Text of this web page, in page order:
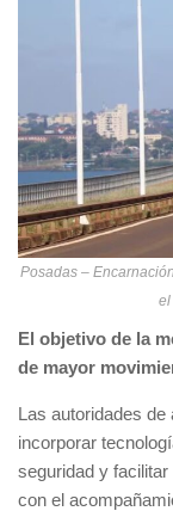
Posadas –
el
El objetivo de la
de mayor
Las autoridades
incorporar
seguridad y
con el